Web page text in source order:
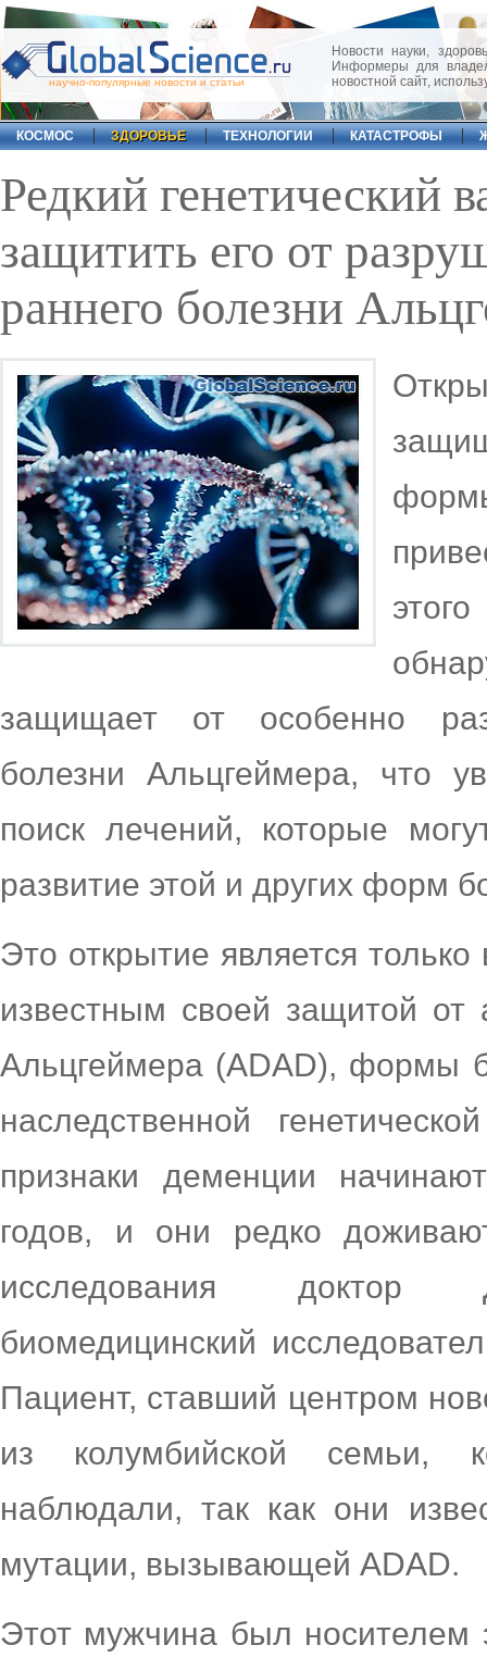
научно-популярные новости и статьи
Новости науки,
Информеры для
новостной сайт,
КОСМОС ЗДОРОВЬЕ ТЕХНОЛОГИИ КАТАСТРОФЫ
Редкий генетический
защитить его от
раннего болезни
защищает от особенно
болезни Альцгеймера, что
поиск лечений, которые
развитие этой и других форм
Это открытие является
известным своей защитой от
Альцгеймера (ADAD), формы
наследственной
признаки деменции
годов, и они редко
исследования доктор
биомедицинский
Пациент, ставший центром
из колумбийской семьи,
наблюдали, так как они
мутации, вызывающей ADAD.
Этот мужчина был носителем